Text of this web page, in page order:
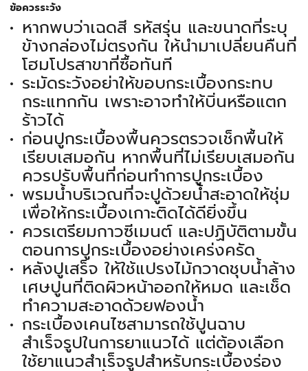
ข้อควรระวัง
หากพบว่าเฉดสี รหัสรุ่น และขนาดที่ระบุ
ข้างกล่องไม่ตรงกัน ให้นำมาเปลี่ยนคืนที่
โฮมโปรสาขาที่ซื้อทันที
ระมัดระวังอย่าให้ขอบกระเบื้องกระทบ
กระแทกกัน เพราะอาจทำให้บิ่นหรือแตก
ร้าวได้
ก่อนปูกระเบื้องพื้นควรตรวจเช็กพื้นให้
เรียบเสมอกัน หากพื้นที่ไม่เรียบเสมอกัน
ควรปรับพื้นที่ก่อนทำการปูกระเบื้อง
พรมน้ำบริเวณที่จะปูด้วยน้ำสะอาดให้ชุ่ม
เพื่อให้กระเบื้องเกาะติดได้ดียิ่งขึ้น
ควรเตรียมกาวซีเมนต์ และปฏิบัติตามขั้น
ตอนการปูกระเบื้องอย่างเคร่งครัด
หลังปูเสร็จ ให้ใช้แปรงไม้กวาดชุบน้ำล้าง
เศษปูนที่ติดผิวหน้าออกให้หมด และเช็ด
ทำความสะอาดด้วยฟองน้ำ
กระเบื้องเคนไซสามารถใช้ปูนฉาบ
สำเร็จรูปในการยาแนวได้ แต่ต้องเลือก
ใช้ยาแนวสำเร็จรูปสำหรับกระเบื้องร่อง